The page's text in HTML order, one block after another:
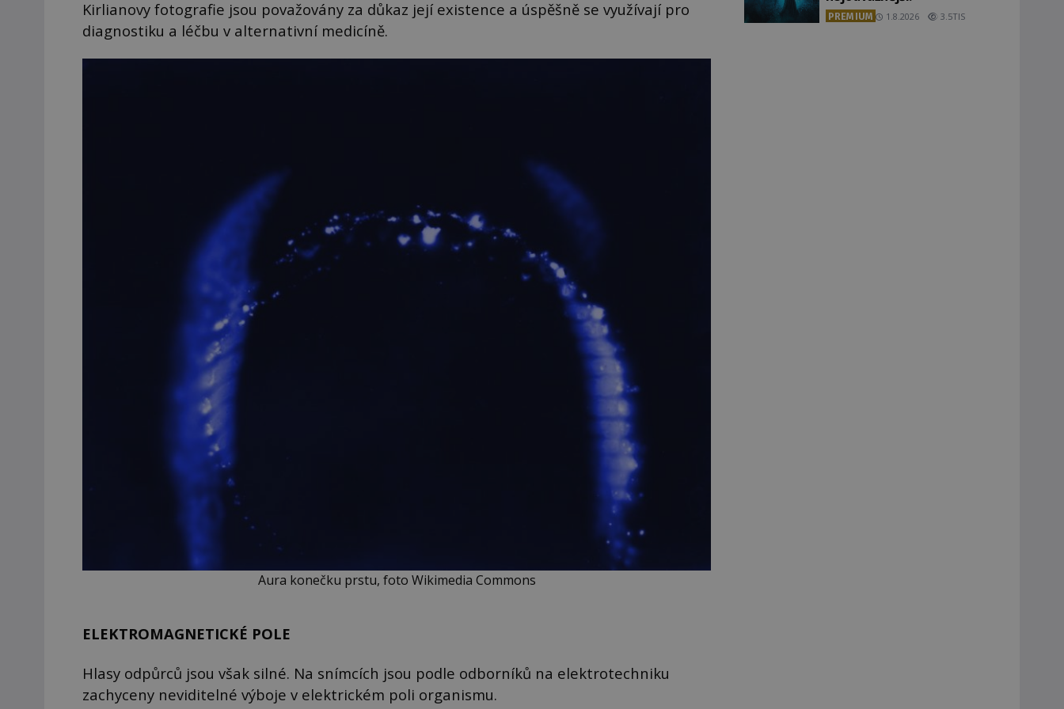
Kirlianovy fotografie jsou považovány za důkaz její existence a úspěšně se využívají pro
diagnostiku a léčbu v alternativní medicíně.
Aura konečku prstu, foto Wikimedia Commons
ELEKTROMAGNETICKÉ POLE
Hlasy odpůrců jsou však silné. Na snímcích jsou podle odborníků na elektrotechniku
zachyceny neviditelné výboje v elektrickém poli organismu.
PREMIUM 1.8.2026 3.5TIS